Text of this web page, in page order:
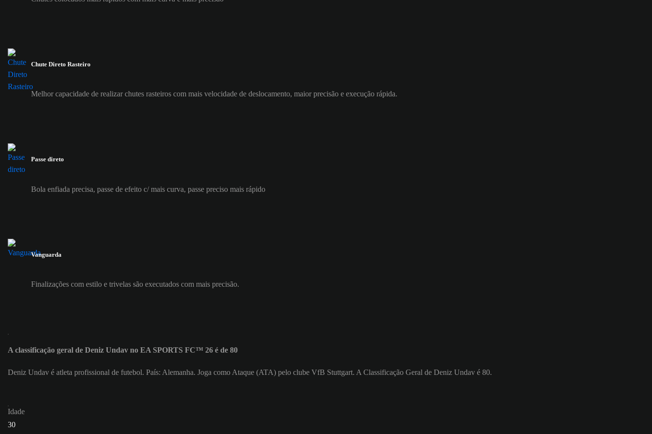
Chute Direto Rasteiro
Melhor capacidade de realizar chutes rasteiros com mais velocidade de deslocamento, maior precisão e execução rápida.
Passe direto
Bola enfiada precisa, passe de efeito c/ mais curva, passe preciso mais rápido
Vanguarda
Finalizações com estilo e trivelas são executados com mais precisão.
A classificação geral de Deniz Undav no EA SPORTS FC™ 26 é de 80
Deniz Undav é atleta profissional de futebol. País: Alemanha. Joga como Ataque (ATA) pelo clube VfB Stuttgart. A Classificação Geral de Deniz Undav é 80.
Idade
30